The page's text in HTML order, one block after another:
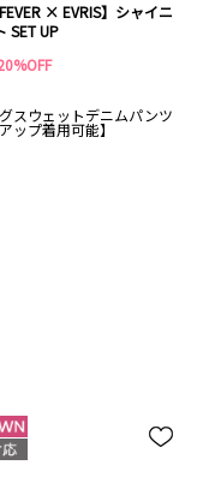
FEVER × EVRIS】シャイニ
SET UP